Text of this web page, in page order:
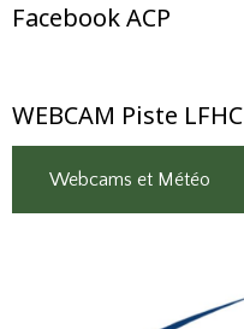
Facebook ACP
WEBCAM Piste LFHC
Webcams et Météo